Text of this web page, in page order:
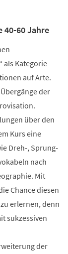
40-60 Jahre
als Kategorie
auf Arte.
der
über den
Kurs eine
Dreh-, Sprung-
nach
Mit
Chance diesen
erlernen, denn
sukzessiven
der